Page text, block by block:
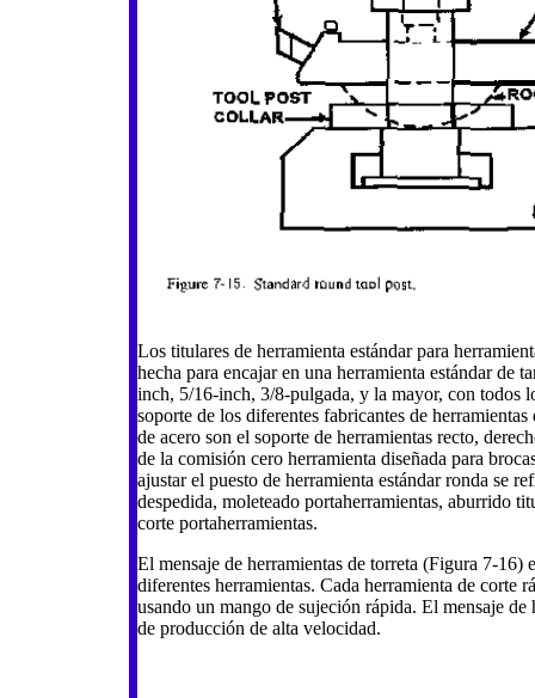
Los titulares de herramienta estándar para
hecha para encajar en una herramienta estándar de
inch, 5/16-inch, 3/8-pulgada, y la mayor, con todos
soporte de los diferentes fabricantes de
de acero son el soporte de herramientas recto,
de la comisión cero herramienta diseñada para
ajustar el puesto de herramienta estándar ronda se
despedida, moleteado portaherramientas, aburrido
corte portaherramientas.
El mensaje de herramientas de torreta (Figura 7-16)
diferentes herramientas. Cada herramienta de corte
usando un mango de sujeción rápida. El mensaje
de producción de alta velocidad.